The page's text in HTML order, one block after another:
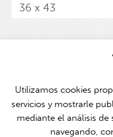
36 x 43
Utilizamos cookies
servicios y mostrarle
mediante el análisis de
navegando,